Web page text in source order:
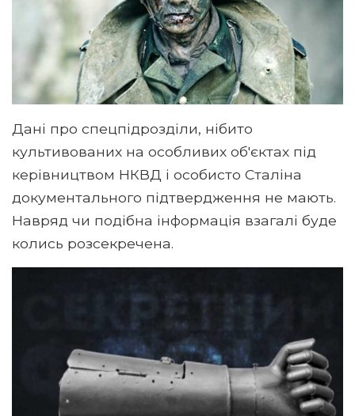
Дані про спецпідрозділи, нібито
культивованих на особливих об'єктах під
керівництвом НКВД і особисто Сталіна
документального підтвердження не мають.
Навряд чи подібна інформація взагалі буде
колись розсекречена.